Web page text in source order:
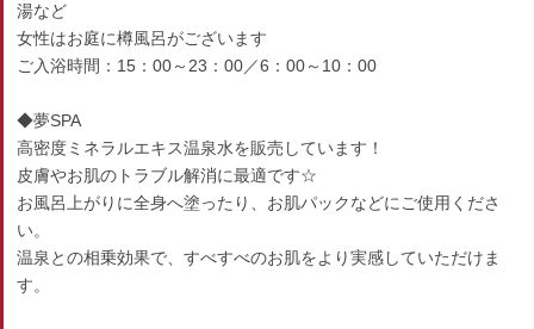
湯など
女性はお庭に樽風呂がございます
ご入浴時間：15：00～23：00／6：00～10：00
◆夢SPA
高密度ミネラルエキス温泉水を販売しています！
皮膚やお肌のトラブル解消に最適です☆
お風呂上がりに全身へ塗ったり、お肌パックなどにご使用くださ
い。
温泉との相乗効果で、すべすべのお肌をより実感していただけま
す。